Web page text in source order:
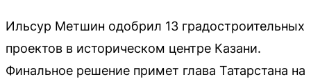
Ильсур Метшин одобрил 13 градостроительных
проектов в историческом центре Казани.
Финальное решение примет глава Татарстана на